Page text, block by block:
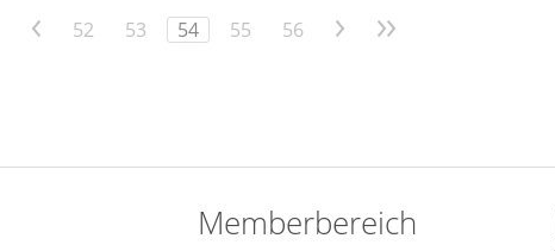
< 52 53 54 55 56 > >>
Memberbereich